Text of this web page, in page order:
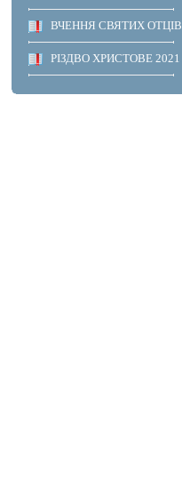
ВЧЕННЯ СВЯТИХ ОТЦІВ
РІЗДВО ХРИСТОВЕ 2021